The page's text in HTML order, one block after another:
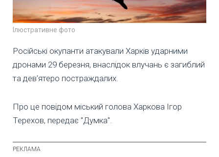
Ілюстративне фото
Російські окупанти атакували Харків ударними
дронами 29 березня, внаслідок влучань є загиблий
та дев’ятеро постраждалих.
Про це повідом міський голова Харкова Ігор
Терехов, передає "Думка".